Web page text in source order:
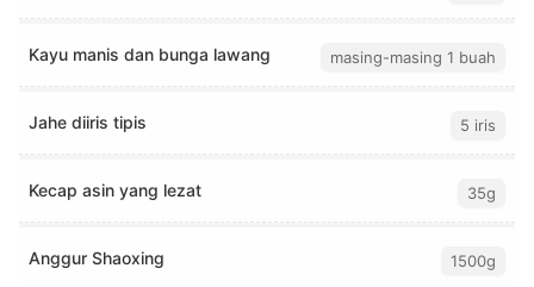
Kayu manis dan bunga lawang masing-masing 1 buah
Jahe diiris tipis 5 iris
Kecap asin yang lezat 35g
Anggur Shaoxing 1500g